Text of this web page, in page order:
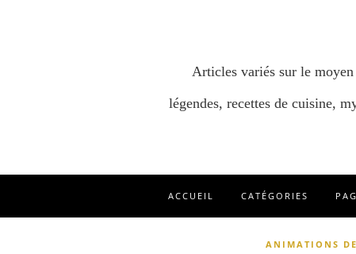
Articles variés sur le
légendes, recettes de cuisine,
ACCUEIL CATÉGORIES
ANIMATIONS